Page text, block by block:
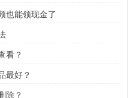
也能领现金了
看？
最好？
除？